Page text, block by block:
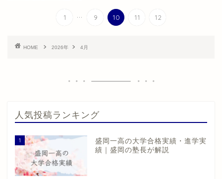
1 ... 9 10 11 12
HOME 2026年 4月
人気投稿ランキング
1
盛岡一高の大学合格実績・進学実
績｜盛岡の塾長が解説